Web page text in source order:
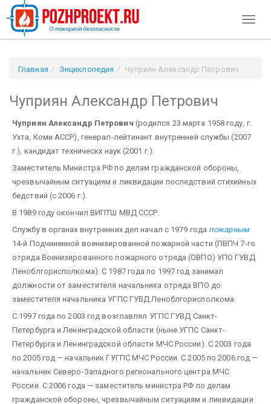
Главная Энциклопедия Чуприян Александр Петрович
Чуприян Александр Петрович
Чуприян Александр Петрович (родился 23 марта 1958 году, г.
Ухта, Коми АССР), генерал-лейтинант внутренней службы (2007
г.), кандидат техническх наук (2001 г.).
Заместитель Министра РФ по делам гражданской обороны,
чрезвычайным ситуациям и ликвидации последствий стихийных
бедствий (с 2006 г.).
В 1989 году окончил ВИПТШ МВД СССР.
Службу в органах внутренних дел начал с 1979 года пожарным
14-й Подчиненной военизированной пожарной части (ПВПЧ 7-го
отряда Военизированного пожарного отряда (ОВПО) УПО ГУВД
Леноблгорисполкома). С 1987 года по 1997 год занимал
должности от заместителя начальника отряда ВПО до
заместителя начальника УГПС ГУВД Леноблгорисполкома.
С 1997 года по 2003 год возглавлял УГПС ГУВД Санкт-
Петербурга и Ленинградской области (ныне УГПС Санкт-
Петербурга и Ленинградской области МЧС России). С 2003 года
по 2005 год — начальник ГУГПС МЧС России. С 2005 по 2006 год —
начальник Северо-Западного регионального центра МЧС
России. С 2006 года — заместитель министра РФ по делам
гражданской обороны, чрезвычайным ситуациям и ликвидации